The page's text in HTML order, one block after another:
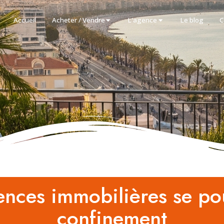
Accueil Acheter / Vendre L'agence Le blog
immobilières se